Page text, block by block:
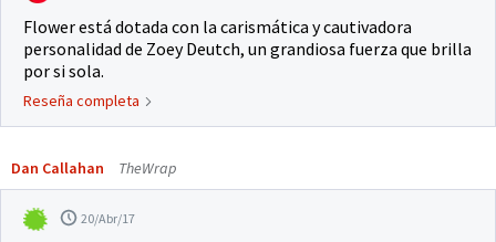
Flower está dotada con la carismática y cautivadora
personalidad de Zoey Deutch, un grandiosa fuerza que brilla
por si sola.
Reseña completa
Dan Callahan TheWrap
20/Abr/17